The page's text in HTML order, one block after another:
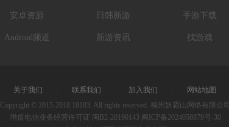
安卓资源
Android频道
日韩新游
新游资讯
手游下载
找游戏
关于我们 联系我们 加入我们 网站地图
Copyright © 2015-2018 18183. All rights reserved. 福州妖霸山网络有限公司
增值电信业务经营许可证 闽B2-20190143 闽ICP备2024058879号-30